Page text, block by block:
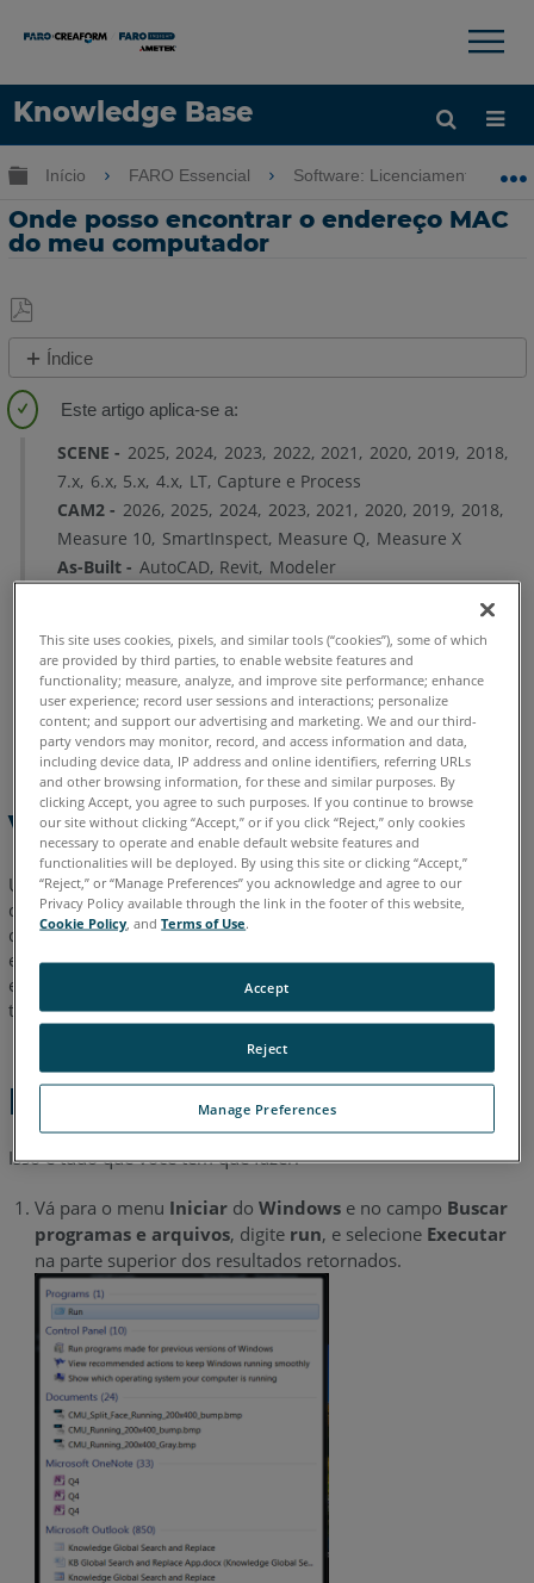
Knowledge Base
Idioma
×
Expandir/recolher hierarquia global
Início FARO Essencial Software: Licenciamento-
Onde posso encontrar o endereço MAC
do meu computador
Salvar
como
PDF
Índice
geral
Detalhes
SCENE 2025 2024 2023 2022 2021 2020 2019 2018
7.x 6.x 5.x 4.x LT Capture e Process
CAM2 2026 2025 2024 2023 2021 2020 2019 2018
Measure 10 SmartInspect Measure Q Measure X
As-Built AutoCAD Revit Modeler
Alemão Chinês Espanhol Francês Inglês Japonês
Português
Visão geral
Um processo automatizado da FARO pode solicitar que você
digite oEndereço MACou ID do seu computador como parte
de um processo de licenciamento. Isso se aplica ao SCENE 4.8
e anterior, ao Insight e ao Photon Laser Scanner. Ao entrar ou
enviar o endereço MAC, certifique-se de gravar a string sem
traços.
Detalhes
Isso é tudo que você tem que fazer.
Vá para o menu Iniciardo Windowse no campo Buscar
programas e arquivos, digite run, e selecione Executar
na parte superior dos resultados retornados.
This site uses cookies, pixels, and similar tools (“cookies”), some of which
are provided by third parties, to enable website features and
functionality; measure, analyze, and improve site performance; enhance
user experience; record user sessions and interactions; personalize
content; and support our advertising and marketing. We and our third-
party vendors may monitor, record, and access information and data,
including device data, IP address and online identifiers, referring URLs
and other browsing information, for these and similar purposes. By
clicking Accept, you agree to such purposes. If you continue to browse
our site without clicking “Accept,” or if you click “Reject,” only cookies
necessary to operate and enable default website features and
functionalities will be deployed. By using this site or clicking “Accept,”
“Reject,” or “Manage Preferences” you acknowledge and agree to our
Privacy Policy available through the link in the footer of this website,
Cookie Policy , andTerms of Use.
Manage Preferences
Reject
Accept